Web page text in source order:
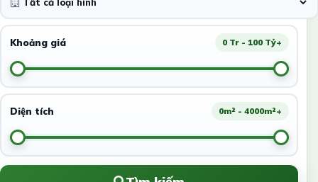
Khoảng giá 0 Tr - 100 Tỷ+
Diện tích 0m² - 4000m²+